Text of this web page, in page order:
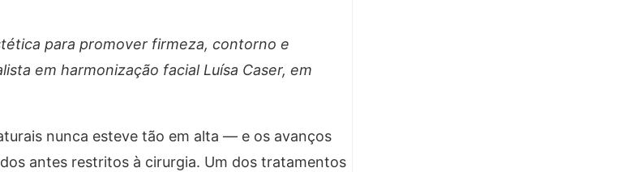
para promover firmeza, contorno e
em harmonização facial Luísa Caser, em
nunca esteve tão em alta — e os avanços
antes restritos à cirurgia. Um dos tratamentos